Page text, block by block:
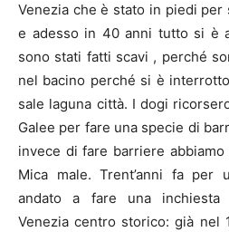
Venezia che è stato in piedi
e adesso in 40 anni tutto si è
sono stati fatti scavi , perché
nel bacino perché si è
sale laguna città. I dogi
Galee per fare una specie di
invece di fare barriere
Mica male. Trent’anni fa per
andato a fare una inchiesta
Venezia centro storico: già nel